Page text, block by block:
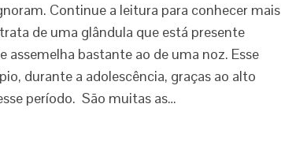
Continue a leitura para conhecer mais
de uma glândula que está presente
assemelha bastante ao de uma noz. Esse
durante a adolescência, graças ao alto
período. São muitas as…